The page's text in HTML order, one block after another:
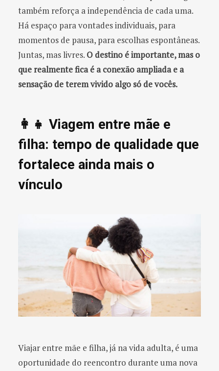
também reforça a independência de cada uma.
Há espaço para vontades individuais, para
momentos de pausa, para escolhas espontâneas.
Juntas, mas livres. O destino é importante, mas o
que realmente fica é a conexão ampliada e a
sensação de terem vivido algo só de vocês.
👩‍👧 Viagem entre mãe e
filha: tempo de qualidade que
fortalece ainda mais o
vínculo
Viajar entre mãe e filha, já na vida adulta, é uma
oportunidade do reencontro durante uma nova